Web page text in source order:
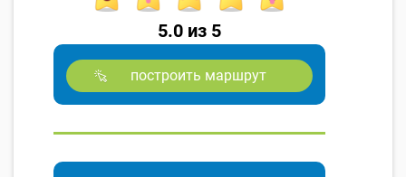
5.0 из 5
построить маршрут